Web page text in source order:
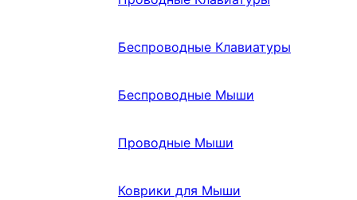
Беспроводные Клавиатуры
Беспроводные Мыши
Проводные Мыши
Коврики для Мыши